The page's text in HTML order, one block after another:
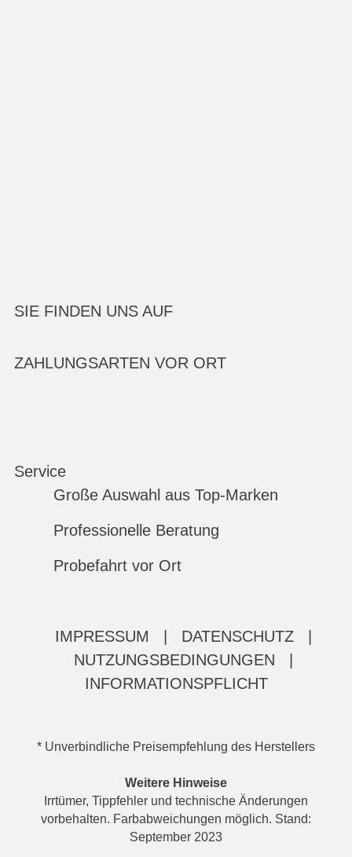
SIE FINDEN UNS AUF
ZAHLUNGSARTEN VOR ORT
Service
Große Auswahl aus Top-Marken
Professionelle Beratung
Probefahrt vor Ort
IMPRESSUM DATENSCHUTZ
NUTZUNGSBEDINGUNGEN
INFORMATIONSPFLICHT
* Unverbindliche Preisempfehlung des Herstellers
Weitere Hinweise
Irrtümer, Tippfehler und technische Änderungen
vorbehalten. Farbabweichungen möglich. Stand:
September 2023